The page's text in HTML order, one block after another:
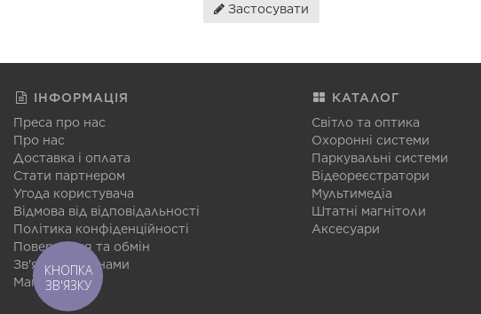
Застосувати
ІНФОРМАЦІЯ
Преса про нас
Про нас
Доставка і оплата
Стати партнером
Угода користувача
Відмова від відповідальності
Політика конфіденційності
Повернення та обмін
Зв'язатися з нами
Мапа сайту
КАТАЛОГ
Світло та оптика
Охоронні системи
Паркувальні системи
Відеореєстратори
Мультимедіа
Штатні магнітоли
Аксесуари
КНОПКА
ЗВ'ЯЗКУ